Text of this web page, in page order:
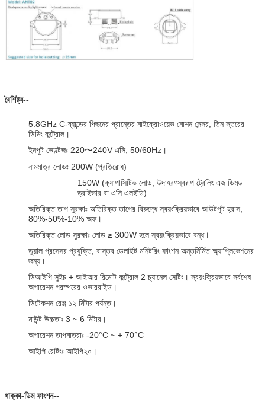
বৈশিষ্ট্য--
5.8GHz C-ব্যান্ডের পিছনের প্রান্তের মাইক্রোওয়েভ মোশন সেন্সর, তিন স্তরের
ডিমিং কন্ট্রোল।
ইনপুট ভোল্টেজঃ 220〜240V এসি, 50/60Hz।
নামমাত্র লোডঃ 200W (প্রতিরোধ)
150W (ক্যাপাসিটিভ লোড, উদাহরণস্বরূপ ট্রেলিং এজ ডিমড
ড্রাইভার বা এসি এলইডি)
অতিরিক্ত তাপ সুরক্ষাঃ অতিরিক্ত তাপের বিরুদ্ধে স্বয়ংক্রিয়ভাবে আউটপুট হ্রাস,
80%-50%-10% অফ।
অতিরিক্ত লোড সুরক্ষাঃ লোড ≥ 300W হলে স্বয়ংক্রিয়ভাবে বন্ধ।
ডুয়াল প্রসেসর প্রযুক্তি, বাস্তব ডেলাইট মনিটরিং ফাংশন অন্তর্নির্মিত অ্যাপ্লিকেশনের
জন্য।
ডিআইপি সুইচ + আইআর রিমোট কন্ট্রোল 2 চ্যানেল সেটিং। স্বয়ংক্রিয়ভাবে সর্বশেষ
অপারেশন পরস্পরের ওভাররাইড।
ডিটেকশন রেঞ্জ ১২ মিটার পর্যন্ত।
মাউন্ট উচ্চতাঃ 3 ~ 6 মিটার।
অপারেশন তাপমাত্রাঃ -20°C ~ + 70°C
আইপি রেটিংঃ আইপি২০।
ধাক্কা-ডিম ফাংশন--